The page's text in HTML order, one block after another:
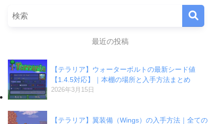
最近の投稿
【テラリア】ウォーターボルトの最新シード値
【1.4.5対応】｜本棚の場所と入手方法まとめ
2026年3月15日
【テラリア】翼装備（Wings）の入手方法｜全ての